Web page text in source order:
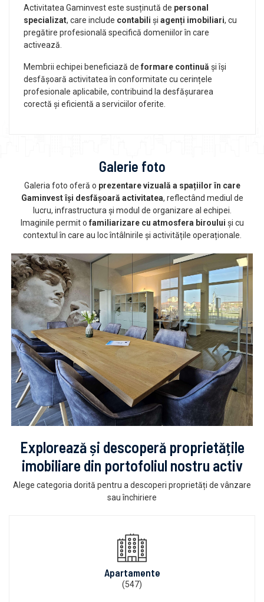
Activitatea Gaminvest este susținută de personal
specializat, care include contabili și agenți imobiliari, cu
pregătire profesională specifică domeniilor în care
activează.
Membrii echipei beneficiază de formare continuă și își
desfășoară activitatea în conformitate cu cerințele
profesionale aplicabile, contribuind la desfășurarea
corectă și eficientă a serviciilor oferite.
Galerie foto
Galeria foto oferă o prezentare vizuală a spațiilor în care
Gaminvest își desfășoară activitatea, reflectând mediul de
lucru, infrastructura și modul de organizare al echipei.
Imaginile permit o familiarizare cu atmosfera biroului și cu
contextul în care au loc întâlnirile și activitățile operaționale.
Explorează și descoperă proprietățile
imobiliare din portofoliul nostru activ
Alege categoria dorită pentru a descoperi proprietăți de vânzare
sau închiriere
Apartamente
(547)